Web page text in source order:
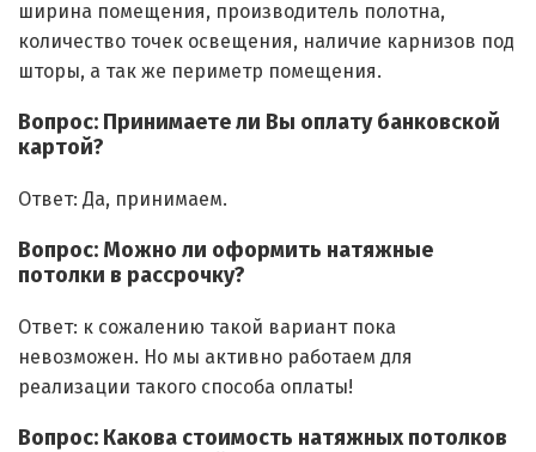
ширина помещения, производитель полотна,
количество точек освещения, наличие карнизов под
шторы, а так же периметр помещения.
Вопрос: Принимаете ли Вы оплату банковской
картой?
Ответ: Да, принимаем.
Вопрос: Можно ли оформить натяжные
потолки в рассрочку?
Ответ: к сожалению такой вариант пока
невозможен. Но мы активно работаем для
реализации такого способа оплаты!
Вопрос: Какова стоимость натяжных потолков